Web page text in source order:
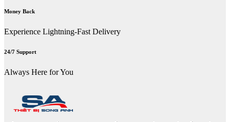
Money Back
Experience Lightning-Fast Delivery
24/7 Support
Always Here for You